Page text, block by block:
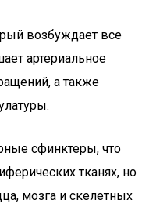
возбуждает все
артериальное
а также
сфинктеры, что
тканях, но
мозга и скелетных